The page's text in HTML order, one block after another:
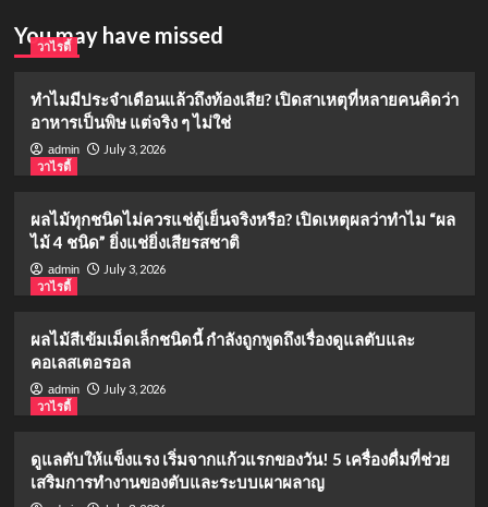
You may have missed
วาไรตี้
ทำไมมีประจำเดือนแล้วถึงท้องเสีย? เปิดสาเหตุที่หลายคนคิดว่า
อาหารเป็นพิษ แต่จริง ๆ ไม่ใช่
admin
July 3, 2026
วาไรตี้
ผลไม้ทุกชนิดไม่ควรแช่ตู้เย็นจริงหรือ? เปิดเหตุผลว่าทำไม “ผล
ไม้ 4 ชนิด” ยิ่งแช่ยิ่งเสียรสชาติ
admin
July 3, 2026
วาไรตี้
ผลไม้สีเข้มเม็ดเล็กชนิดนี้ กำลังถูกพูดถึงเรื่องดูแลตับและ
คอเลสเตอรอล
admin
July 3, 2026
วาไรตี้
ดูแลตับให้แข็งแรง เริ่มจากแก้วแรกของวัน! 5 เครื่องดื่มที่ช่วย
เสริมการทำงานของตับและระบบเผาผลาญ